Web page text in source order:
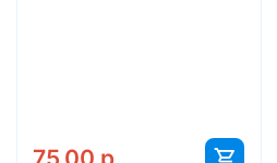
75,00 р.